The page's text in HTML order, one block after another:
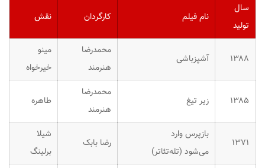
سال
تولید
نام فیلم کارگردان نقش
۱۳۸۸ آشپزباشی
محمدرضا
هنرمند
مینو
خیرخواه
۱۳۸۵ زیر تیغ
محمدرضا
هنرمند
طاهره
۱۳۷۱
بازپرس وارد
می‌شود (تله‌تئاتر)
رضا بابک
شیلا
برلینگ